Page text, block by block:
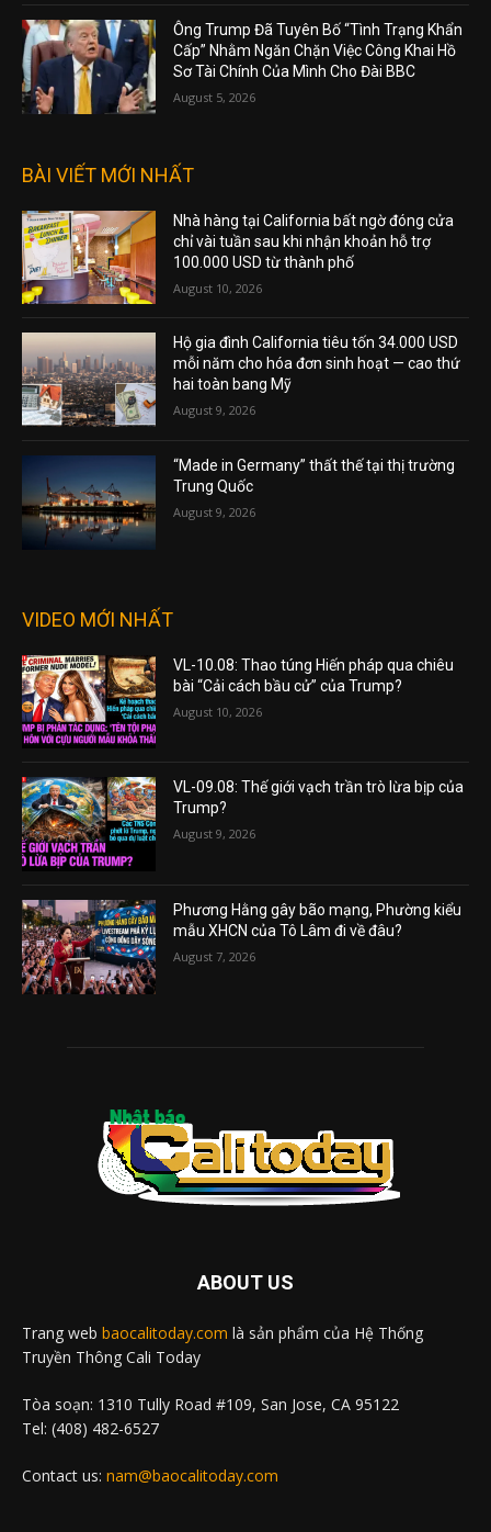
Ông Trump Đã Tuyên Bố “Tình Trạng Khẩn
Cấp” Nhằm Ngăn Chặn Việc Công Khai Hồ
Sơ Tài Chính Của Mình Cho Đài BBC
August 5, 2026
BÀI VIẾT MỚI NHẤT
Nhà hàng tại California bất ngờ đóng cửa
chỉ vài tuần sau khi nhận khoản hỗ trợ
100.000 USD từ thành phố
August 10, 2026
Hộ gia đình California tiêu tốn 34.000 USD
mỗi năm cho hóa đơn sinh hoạt — cao thứ
hai toàn bang Mỹ
August 9, 2026
“Made in Germany” thất thế tại thị trường
Trung Quốc
August 9, 2026
VIDEO MỚI NHẤT
VL-10.08: Thao túng Hiến pháp qua chiêu
bài “Cải cách bầu cử” của Trump?
August 10, 2026
VL-09.08: Thế giới vạch trần trò lừa bịp của
Trump?
August 9, 2026
Phương Hằng gây bão mạng, Phường kiểu
mẫu XHCN của Tô Lâm đi về đâu?
August 7, 2026
ABOUT US
Trang web baocalitoday.com là sản phẩm của Hệ Thống
Truyền Thông Cali Today
Tòa soạn: 1310 Tully Road #109, San Jose, CA 95122
Tel: (408) 482-6527
Contact us: nam@baocalitoday.com